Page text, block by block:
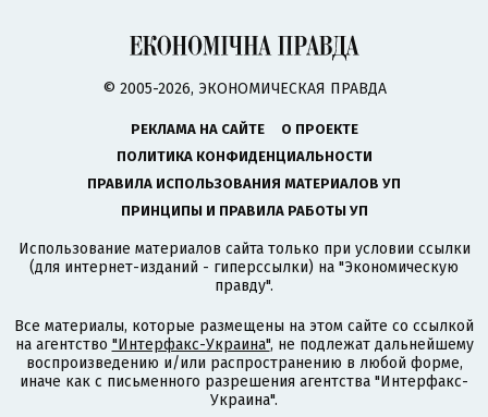
© 2005-2026, ЭКОНОМИЧЕСКАЯ ПРАВДА
РЕКЛАМА НА САЙТЕ
О ПРОЕКТЕ
ПОЛИТИКА КОНФИДЕНЦИАЛЬНОСТИ
ПРАВИЛА ИСПОЛЬЗОВАНИЯ МАТЕРИАЛОВ УП
ПРИНЦИПЫ И ПРАВИЛА РАБОТЫ УП
Использование материалов сайта только при условии ссылки
(для интернет-изданий - гиперссылки) на "Экономическую
правду".
Все материалы, которые размещены на этом сайте со ссылкой
на агентство "Интерфакс-Украина", не подлежат дальнейшему
воспроизведению и/или распространению в любой форме,
иначе как с письменного разрешения агентства "Интерфакс-
Украина".